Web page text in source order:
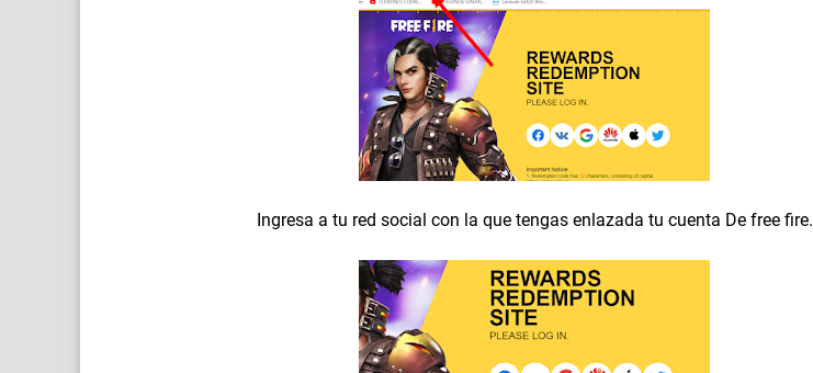
Ingresa a tu red social con la que tengas enlazada tu cuenta De free fire.